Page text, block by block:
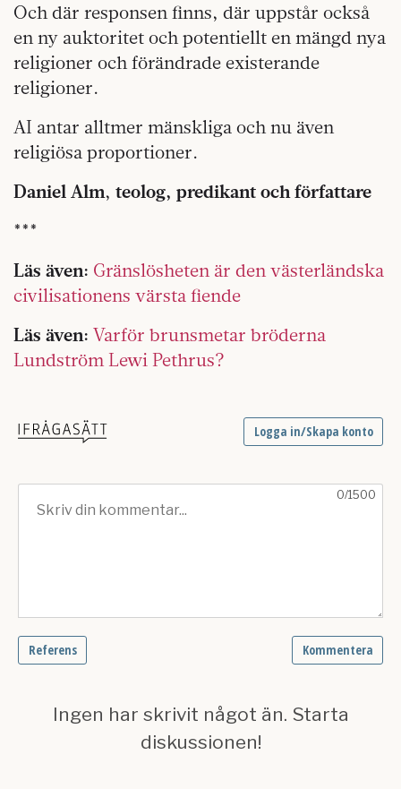
Och där responsen finns, där uppstår också
en ny auktoritet och potentiellt en mängd nya
religioner och förändrade existerande
religioner.
AI antar alltmer mänskliga och nu även
religiösa proportioner.
Daniel Alm, teolog, predikant och författare
***
Läs även: Gränslösheten är den västerländska
civilisationens värsta fiende
Läs även: Varför brunsmetar bröderna
Lundström Lewi Pethrus?